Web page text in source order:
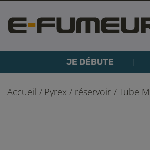
JE DÉBUTE
Accueil Pyrex / réservoir Tube